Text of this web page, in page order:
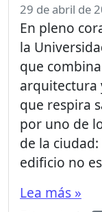
29 de abril de
En pleno
la
que
arquitectura
que respira
por uno de
de la
edificio no
Lea más »